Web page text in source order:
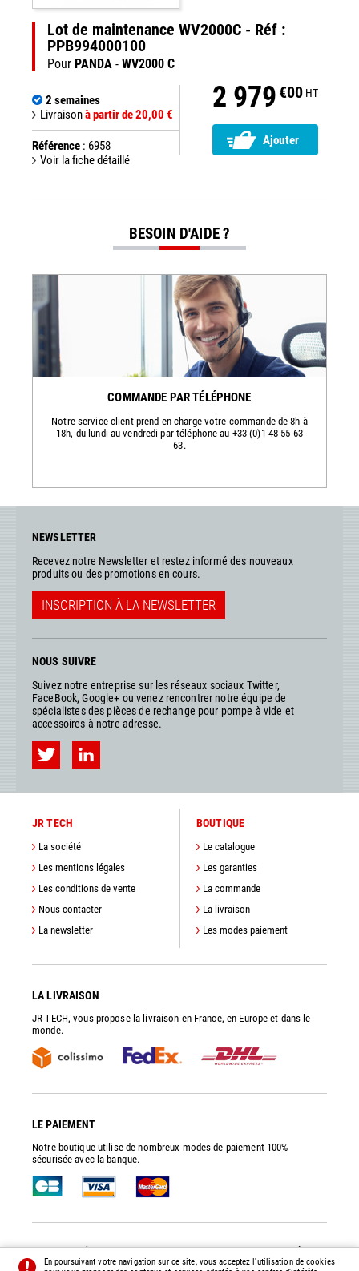
Lot de maintenance WV2000C - Réf :
PPB994000100
Pour PANDA - WV2000 C
2 semaines
Livraisonà partir de 20,00 €
Référence : 6958
Voir la fiche détaillé
2 979 €00 HT
Ajouter
BESOIN D'AIDE ?
COMMANDE PAR TÉLÉPHONE
Notre service client prend en charge votre commande de 8h à
18h, du lundi au vendredi par téléphone au +33 (0)1 48 55 63
63.
NEWSLETTER
Recevez notre Newsletter et restez informé des nouveaux
produits ou des promotions en cours.
INSCRIPTION À LA NEWSLETTER
NOUS SUIVRE
Suivez notre entreprise sur les réseaux sociaux Twitter,
FaceBook, Google+ ou venez rencontrer notre équipe de
spécialistes des pièces de rechange pour pompe à vide et
accessoires à notre adresse.
JR TECH
La société
Les mentions légales
Les conditions de vente
Nous contacter
La newsletter
BOUTIQUE
Le catalogue
Les garanties
La commande
La livraison
Les modes paiement
LA LIVRAISON
JR TECH, vous propose la livraison en France, en Europe et dans le
monde.
LE PAIEMENT
Notre boutique utilise de nombreux modes de paiement 100%
sécurisée avec la banque.
© 2014 - 2026 - TOUS DROITS RÉSERVÉS -PRÉFÉRENCES-CRÉDITS
En poursuivant votre navigation sur ce site, vous acceptez l'utilisation de cookies